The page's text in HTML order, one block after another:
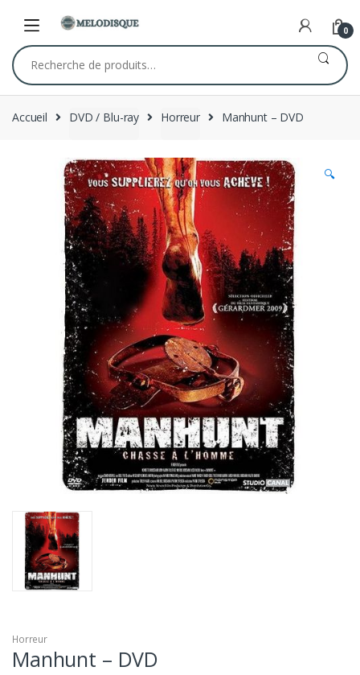
navigation
content
0
Recherche
pour :
Accueil DVD / Blu-ray Horreur Manhunt – DVD
🔍
Horreur
Manhunt – DVD